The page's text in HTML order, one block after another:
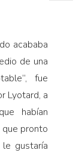
acababa
de una
fue
Lyotard, a
habían
pronto
gustaría